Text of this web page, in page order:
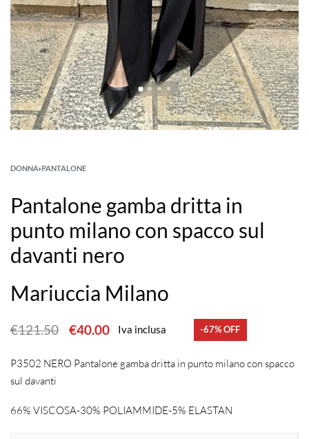
DONNA›PANTALONE
Pantalone gamba dritta in
punto milano con spacco sul
davanti nero
Mariuccia Milano
€121.50 €40.00 Iva inclusa -67% OFF
P3502 NERO Pantalone gamba dritta in punto milano con spacco
sul davanti
66% VISCOSA-30% POLIAMMIDE-5% ELASTAN